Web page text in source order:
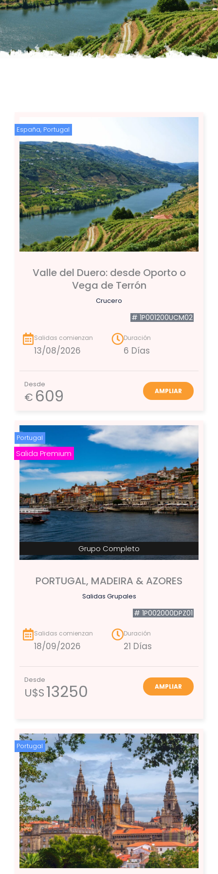
España, Portugal
Valle del Duero: desde Oporto o
Vega de Terrón
Crucero
# 1P001200UCM02
Salidas comienzan
13/08/2026
Duración
6 Días
Desde
€ 609 AMPLIAR
Portugal
Salida Premium
Grupo Completo
PORTUGAL, MADEIRA & AZORES
Salidas Grupales
# 1P002000DPZ01
Salidas comienzan
18/09/2026
Duración
21 Días
Desde
U$S13250 AMPLIAR
Portugal